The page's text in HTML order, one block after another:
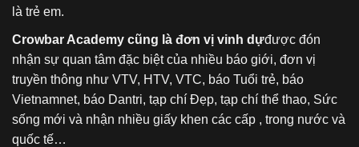
là trẻ em.
Crowbar Academy cũng là đơn vị vinh dựđược đón
nhận sự quan tâm đặc biệt của nhiều báo giới, đơn vị
truyền thông như VTV, HTV, VTC, báo Tuổi trẻ, báo
Vietnamnet, báo Dantri, tạp chí Đẹp, tạp chí thể thao, Sức
sống mới và nhận nhiều giấy khen các cấp , trong nước và
quốc tế…